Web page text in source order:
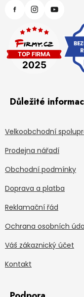
Důležité
Velkoobchodní
Prodejna nářadí
Obchodní podmínky
Doprava a platba
Reklamační řád
Ochrana osobních
Váš zákaznický účet
Kontakt